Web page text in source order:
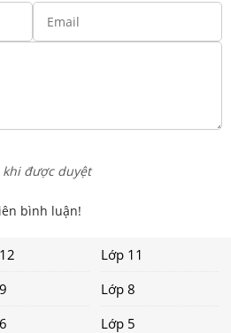
được duyệt
bình luận!
Lớp 11
Lớp 8
Lớp 5